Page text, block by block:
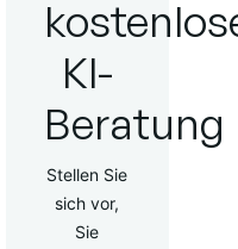
KI-
Beratung
Stellen Sie
sich vor,
Sie